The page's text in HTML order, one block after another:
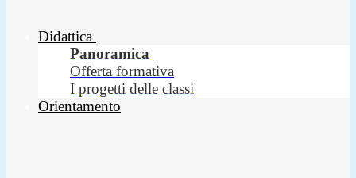
Didattica
Panoramica
Offerta formativa
I progetti delle classi
Orientamento